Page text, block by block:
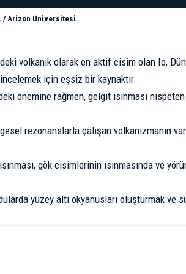
/ Arizon Üniversitesi.
volkanik olarak en aktif cisim olan Io,
için eşsiz bir kaynaktır.
önemine rağmen, gelgit ısınması nispeten
rezonanslarla çalışan volkanizmanın
gök cisimlerinin ısınmasında ve
yüzey altı okyanusları oluşturmak ve